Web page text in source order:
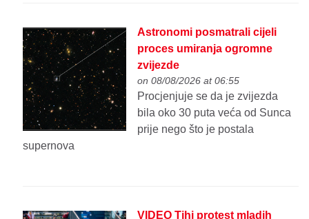
Astronomi posmatrali cijeli
proces umiranja ogromne
zvijezde
on 08/08/2026 at 06:55
Procjenjuje se da je zvijezda
bila oko 30 puta veća od Sunca
prije nego što je postala
supernova
VIDEO Tihi protest mladih